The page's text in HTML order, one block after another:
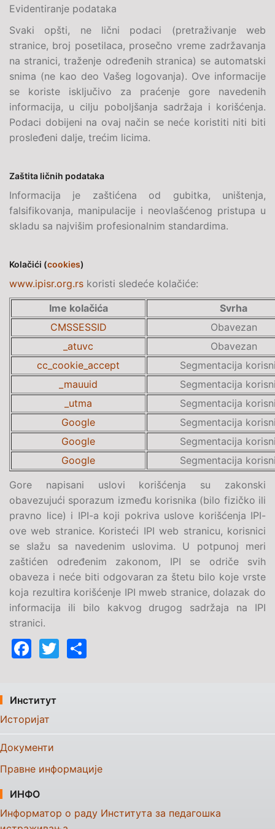
Evidentiranje podataka
Svaki opšti, ne lični podaci (pretraživanje web
stranice, broj posetilaca, prosečno vreme zadržavanja
na stranici, traženje određenih stranica) se automatski
snima (ne kao deo Vašeg logovanja). Ove informacije
se koriste isključivo za praćenje gore navedenih
informacija, u cilju poboljšanja sadržaja i korišćenja.
Podaci dobijeni na ovaj način se neće koristiti niti biti
prosleđeni dalje, trećim licima.
Zaštita ličnih podataka
Informacija je zaštićena od gubitka, uništenja,
falsifikovanja, manipulacije i neovlašćenog pristupa u
skladu sa najvišim profesionalnim standardima.
Kolačići (cookies)
www.ipisr.org.rs koristi sledeće kolačiće:
Ime kolačića
Svrha
CMSSESSID
Obavezan
_atuvc
Obavezan
cc_cookie_accept
Segmentacija
_mauuid
Segmentacija
_utma
Segmentacija
Google
Segmentacija
Google
Segmentacija
Google
Segmentacija
Gore napisani uslovi korišćenja su zakonski
obavezujući sporazum između korisnika (bilo fizičko ili
pravno lice) i IPI-a koji pokriva uslove korišćenja IPI-
ove web stranice. Koristeći IPI web stranicu, korisnici
se slažu sa navedenim uslovima. U potpunoj meri
zaštićen određenim zakonom, IPI se odriče svih
obaveza i neće biti odgovaran za štetu bilo koje vrste
koja rezultira korišćenje IPI mweb stranice, dolazak do
informacija ili bilo kakvog drugog sadržaja na IPI
stranici.
Facebook
Twitter
Институт
Историјат
Документи
Правне информације
ИНФО
Информатор о раду Института за педагошка